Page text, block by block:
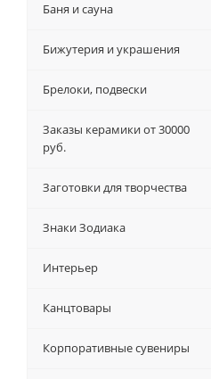
Баня и сауна
Бижутерия и украшения
Брелоки, подвески
Заказы керамики от 30000
руб.
Заготовки для творчества
Знаки Зодиака
Интерьер
Канцтовары
Корпоративные сувениры